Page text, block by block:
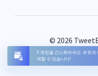
X 계정을 간소화하세요. 트윗과
제할 수 있습니다!
© 2026
자주 묻는 질문약관